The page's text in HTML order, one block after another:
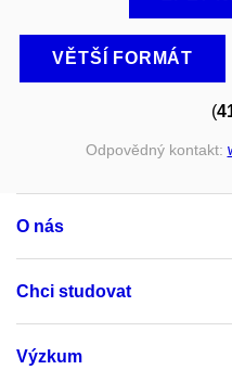
VĚTŠÍ FORMÁT
(
Odpovědný kontakt:
O nás
Chci studovat
Výzkum